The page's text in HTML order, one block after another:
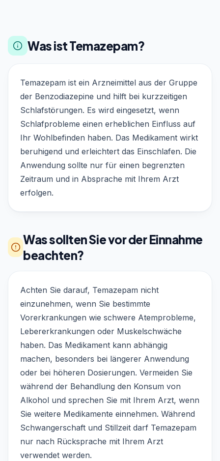
Was ist Temazepam?
Temazepam ist ein Arzneimittel aus der Gruppe
der Benzodiazepine und hilft bei kurzzeitigen
Schlafstörungen. Es wird eingesetzt, wenn
Schlafprobleme einen erheblichen Einfluss auf
Ihr Wohlbefinden haben. Das Medikament wirkt
beruhigend und erleichtert das Einschlafen. Die
Anwendung sollte nur für einen begrenzten
Zeitraum und in Absprache mit Ihrem Arzt
erfolgen.
Was sollten Sie vor der Einnahme
beachten?
Achten Sie darauf, Temazepam nicht
einzunehmen, wenn Sie bestimmte
Vorerkrankungen wie schwere Atemprobleme,
Lebererkrankungen oder Muskelschwäche
haben. Das Medikament kann abhängig
machen, besonders bei längerer Anwendung
oder bei höheren Dosierungen. Vermeiden Sie
während der Behandlung den Konsum von
Alkohol und sprechen Sie mit Ihrem Arzt, wenn
Sie weitere Medikamente einnehmen. Während
Schwangerschaft und Stillzeit darf Temazepam
nur nach Rücksprache mit Ihrem Arzt
verwendet werden.